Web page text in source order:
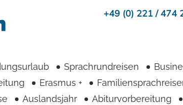
+49 (0) 221 / 474
Sprachrundreisen
Erasmus +
Auslandsjahr Abiturvorbereitung